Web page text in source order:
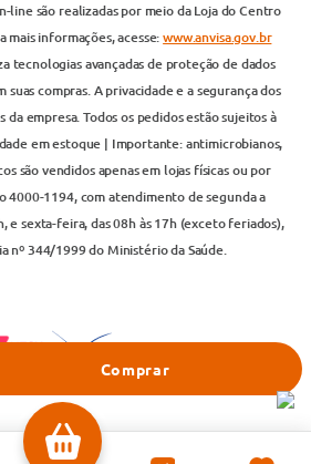
Comprar
line são realizadas por meio da Loja do Centro
mais informações, acesse:www.anvisa.gov.br
tecnologias avançadas de proteção de dados
suas compras. A privacidade e a segurança dos
da empresa. Todos os pedidos estão sujeitos à
em estoque | Importante: antimicrobianos,
são vendidos apenas em lojas físicas ou por
4000-1194, com atendimento de segunda a
e sexta-feira, das 08h às 17h (exceto feriados),
nº 344/1999 do Ministério da Saúde.